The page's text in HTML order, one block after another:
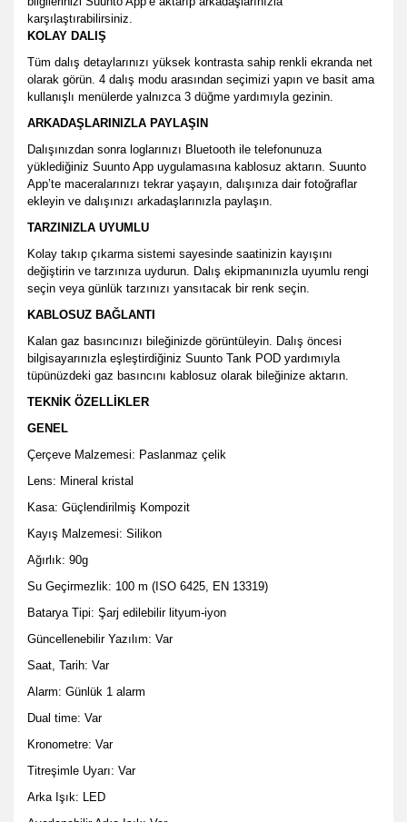
karşılaştırabilirsiniz.
KOLAY DALIŞ
Tüm dalış detaylarınızı yüksek kontrasta sahip renkli ekranda net
olarak görün. 4 dalış modu arasından seçimizi yapın ve basit ama
kullanışlı menülerde yalnızca 3 düğme yardımıyla gezinin.
ARKADAŞLARINIZLA PAYLAŞIN
Dalışınızdan sonra loglarınızı Bluetooth ile telefonunuza
yüklediğiniz Suunto App uygulamasına kablosuz aktarın. Suunto
App’te maceralarınızı tekrar yaşayın, dalışınıza dair fotoğraflar
ekleyin ve dalışınızı arkadaşlarınızla paylaşın.
TARZINIZLA UYUMLU
Kolay takıp çıkarma sistemi sayesinde saatinizin kayışını
değiştirin ve tarzınıza uydurun. Dalış ekipmanınızla uyumlu rengi
seçin veya günlük tarzınızı yansıtacak bir renk seçin.
KABLOSUZ BAĞLANTI
Kalan gaz basıncınızı bileğinizde görüntüleyin. Dalış öncesi
bilgisayarınızla eşleştirdiğiniz Suunto Tank POD yardımıyla
tüpünüzdeki gaz basıncını kablosuz olarak bileğinize aktarın.
TEKNİK ÖZELLİKLER
GENEL
Çerçeve Malzemesi: Paslanmaz çelik
Lens: Mineral kristal
Kasa: Güçlendirilmiş Kompozit
Kayış Malzemesi: Silikon
Ağırlık: 90g
Su Geçirmezlik: 100 m (ISO 6425, EN 13319)
Batarya Tipi: Şarj edilebilir lityum-iyon
Güncellenebilir Yazılım: Var
Saat, Tarih: Var
Alarm: Günlük 1 alarm
Dual time: Var
Kronometre: Var
Titreşimle Uyarı: Var
Arka Işık: LED